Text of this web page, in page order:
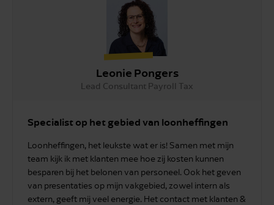
Leonie Pongers
Lead Consultant Payroll Tax
Specialist op het gebied van loonheffingen
Loonheffingen, het leukste wat er is! Samen met mijn
team kijk ik met klanten mee hoe zij kosten kunnen
besparen bij het belonen van personeel. Ook het geven
van presentaties op mijn vakgebied, zowel intern als
extern, geeft mij veel energie. Het contact met klanten &